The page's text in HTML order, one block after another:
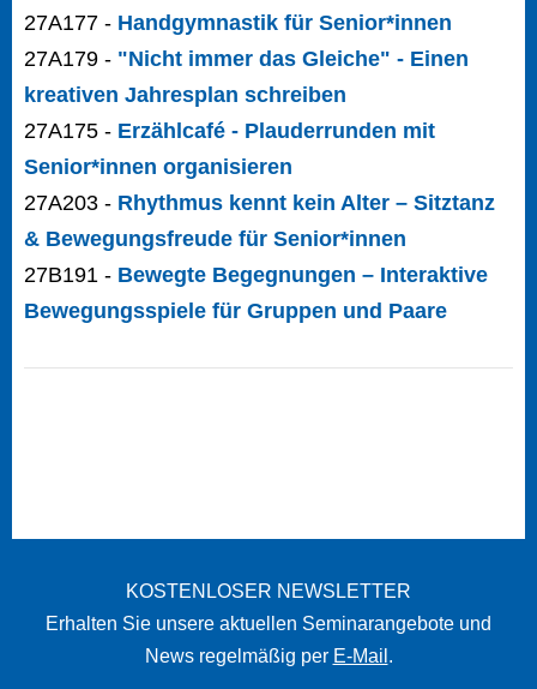
27A177 - Handgymnastik für Senior*innen
27A179 - "Nicht immer das Gleiche" - Einen
kreativen Jahresplan schreiben
27A175 - Erzählcafé - Plauderrunden mit
Senior*innen organisieren
27A203 - Rhythmus kennt kein Alter – Sitztanz
& Bewegungsfreude für Senior*innen
27B191 - Bewegte Begegnungen – Interaktive
Bewegungsspiele für Gruppen und Paare
KOSTENLOSER NEWSLETTER
Erhalten Sie unsere aktuellen Seminarangebote und
News regelmäßig per E-Mail .